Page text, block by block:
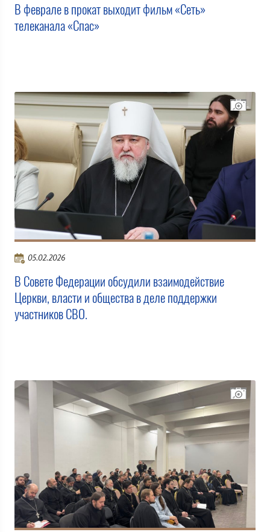
В феврале в прокат выходит фильм «Сеть»
телеканала «Спас»
05.02.2026
В Совете Федерации обсудили взаимодействие
Церкви, власти и общества в деле поддержки
участников СВО.